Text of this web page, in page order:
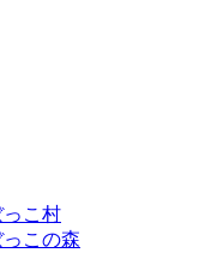
こ村
この森